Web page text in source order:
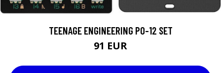
TEENAGE ENGINEERING PO-12 SET
91 EUR